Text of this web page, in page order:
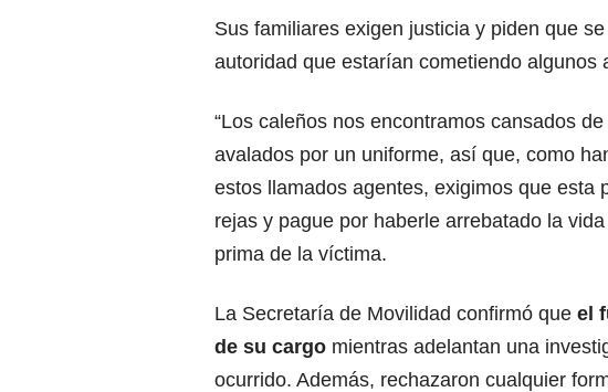
Sus familiares exigen justicia y piden que
autoridad que estarían cometiendo algunos
“Los caleños nos encontramos cansados
avalados por un uniforme, así que, como
estos llamados agentes, exigimos que esta
rejas y pague por haberle arrebatado la
prima de la víctima.
La Secretaría de Movilidad confirmó que el
de su cargo mientras adelantan una
ocurrido. Además, rechazaron cualquier